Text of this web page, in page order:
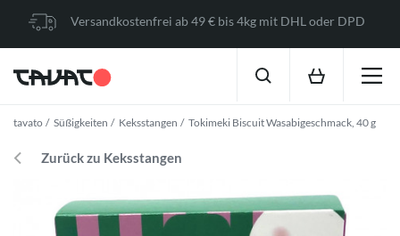
Versandkostenfrei ab 49 € bis 4kg mit DHL oder DPD
tavato Süßigkeiten Keksstangen Tokimeki Biscuit Wasabigeschmack, 40 g
Zurück zu Keksstangen